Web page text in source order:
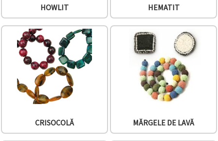
HOWLIT HEMATIT
CRISOCOLĂ MĂRGELE DE LAVĂ